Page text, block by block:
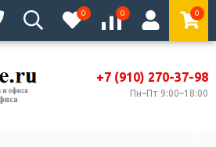
0 0 0
+7 (910) 270-37-98
Пн–Пт 9:00–18:00